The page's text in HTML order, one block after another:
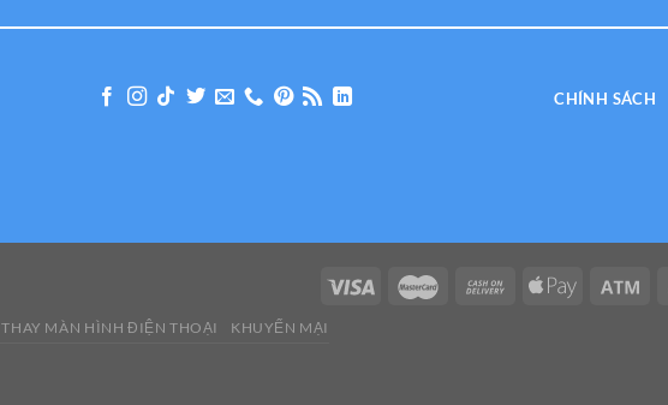
CHÍNH SÁCH
THAY MÀN HÌNH ĐIỆN THOẠI KHUYẾN MẠI